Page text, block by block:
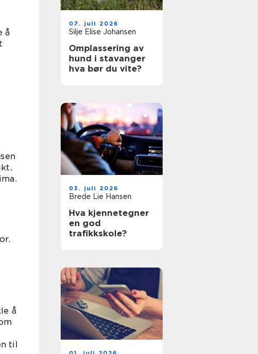
å
å
til
07. juli 2026
Silje Elise Johansen
Omplassering av
hund i stavanger
hva bør du vite?
03. juli 2026
Brede Lie Hansen
Hva kjennetegner
en god
trafikkskole?